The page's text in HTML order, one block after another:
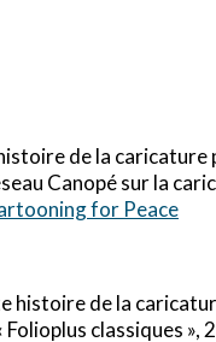
de la caricature
Canopé sur la
for Peace
histoire de la
classiques »,